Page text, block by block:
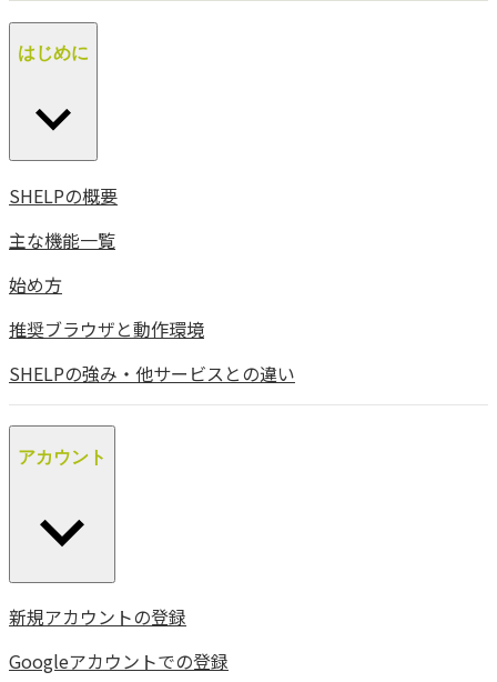
はじめに
SHELPの概要
主な機能一覧
始め方
推奨ブラウザと動作環境
SHELPの強み・他サービスとの違い
アカウント
新規アカウントの登録
Googleアカウントでの登録